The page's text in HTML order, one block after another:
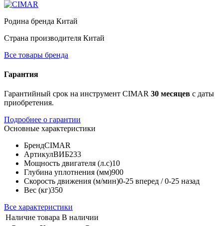
Родина бренда Китай
Страна производителя Китай
Все товары бренда
Гарантия
Гарантийный срок на инструмент CIMAR 30 месяцев с даты
приобретения.
Подробнее о гарантии
Основные характеристики
БрендCIMAR
АртикулВИБ233
Мощность двигателя (л.с)10
Глубина уплотнения (мм)900
Скорость движения (м/мин)0-25 вперед / 0-25 назад
Вес (кг)350
Все характеристики
Наличие товара В наличии